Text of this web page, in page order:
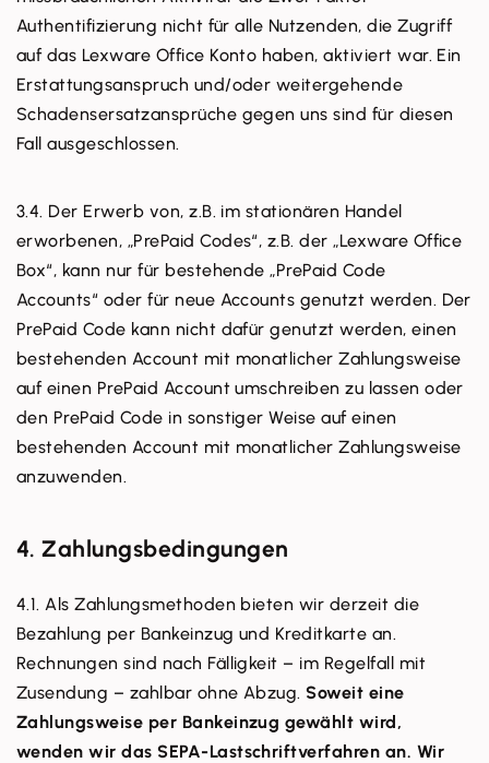
Authentifizierung nicht für alle Nutzenden, die Zugriff
auf das Lexware Office Konto haben, aktiviert war. Ein
Erstattungsanspruch und/oder weitergehende
Schadensersatzansprüche gegen uns sind für diesen
Fall ausgeschlossen.
3.4. Der Erwerb von, z.B. im stationären Handel
erworbenen, „PrePaid Codes“, z.B. der „Lexware Office
Box“, kann nur für bestehende „PrePaid Code
Accounts“ oder für neue Accounts genutzt werden. Der
PrePaid Code kann nicht dafür genutzt werden, einen
bestehenden Account mit monatlicher Zahlungsweise
auf einen PrePaid Account umschreiben zu lassen oder
den PrePaid Code in sonstiger Weise auf einen
bestehenden Account mit monatlicher Zahlungsweise
anzuwenden.
4. Zahlungsbedingungen
4.1. Als Zahlungsmethoden bieten wir derzeit die
Bezahlung per Bankeinzug und Kreditkarte an.
Rechnungen sind nach Fälligkeit – im Regelfall mit
Zusendung – zahlbar ohne Abzug.Soweit eine
Zahlungsweise per Bankeinzug gewählt wird,
wenden wir das SEPA-Lastschriftverfahren an. Wir